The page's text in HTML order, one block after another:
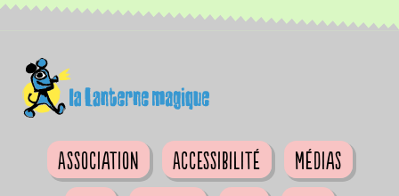
Association Accessibilité
Médias